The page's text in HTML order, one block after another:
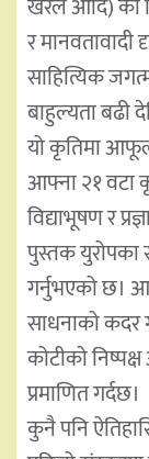
खरेल आदि) को
र मानवतावादी
साहित्यिक
बाहुल्यता बढी
यो कृतिमा
आफ्ना २१ वटा
विद्याभूषण र
पुस्तक युरोपका
गर्नुभएको छ।
साधनाको कदर
कोटीको
प्रमाणित गर्दछ।
कुनै पनि